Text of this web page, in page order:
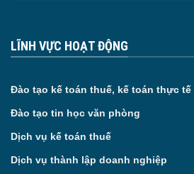
LĨNH VỰC HOẠT ĐỘNG
Đào tạo kế toán thuế, kế toán thực tế
Đào tạo tin học văn phòng
Dịch vụ kế toán thuế
Dịch vụ thành lập doanh nghiệp